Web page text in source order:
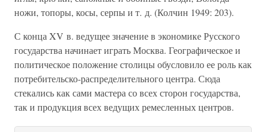
ножи, топоры, косы, серпы и т. д. (Колчин 1949: 203).
С конца XV в. ведущее значение в экономике Русского
государства начинает играть Москва. Географическое и
политическое положение столицы обусловило ее роль как
потребительско-распределительного центра. Сюда
стекались как сами мастера со всех сторон государства,
так и продукция всех ведущих ремесленных центров.